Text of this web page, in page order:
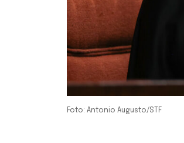
Foto: Antonio Augusto/STF